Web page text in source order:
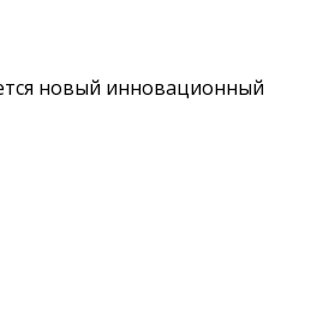
новый инновационный